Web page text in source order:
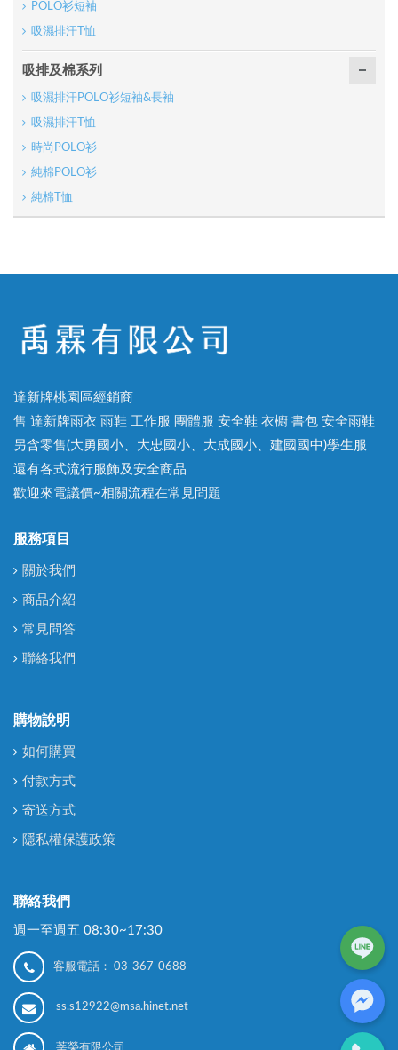
POLO衫短袖
吸濕排汗T恤
吸排及棉系列
吸濕排汗POLO衫短袖&長袖
吸濕排汗T恤
時尚POLO衫
純棉POLO衫
純棉T恤
達新牌桃園區經銷商
售 達新牌雨衣 雨鞋 工作服 團體服 安全鞋 衣櫥 書包 安全雨鞋
另含零售(大勇國小、大忠國小、大成國小、建國國中)學生服
還有各式流行服飾及安全商品
歡迎來電議價~相關流程在常見問題
服務項目
關於我們
商品介紹
常見問答
聯絡我們
購物說明
如何購買
付款方式
寄送方式
隱私權保護政策
聯絡我們
週一至週五 08:30~17:30
客服電話： 03-367-0688
ss.s12922@msa.hinet.net
莘榮有限公司